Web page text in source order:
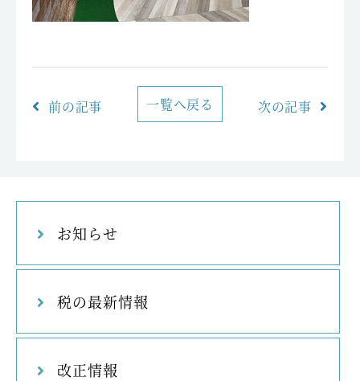
お知らせ
税の最新情報
改正情報
前の記事 一覧へ戻る 次の記事